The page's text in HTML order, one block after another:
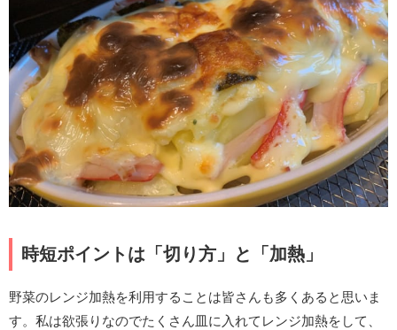
時短ポイントは「切り方」と「加熱」
野菜のレンジ加熱を利用することは皆さんも多くあると思いま
す。私は欲張りなのでたくさん皿に入れてレンジ加熱をして、